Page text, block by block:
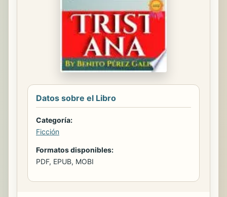
Datos sobre el Libro
Categoría:
Ficción
Formatos disponibles:
PDF, EPUB, MOBI